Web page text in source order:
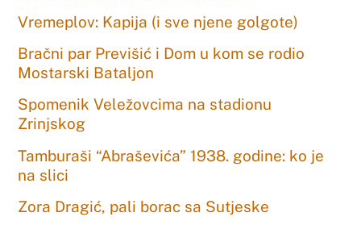
Vremeplov: Kapija (i sve njene golgote)
Bračni par Previšić i Dom u kom se rodio
Mostarski Bataljon
Spomenik Veležovcima na stadionu
Zrinjskog
Tamburaši “Abraševića” 1938. godine: ko je
na slici
Zora Dragić, pali borac sa Sutjeske